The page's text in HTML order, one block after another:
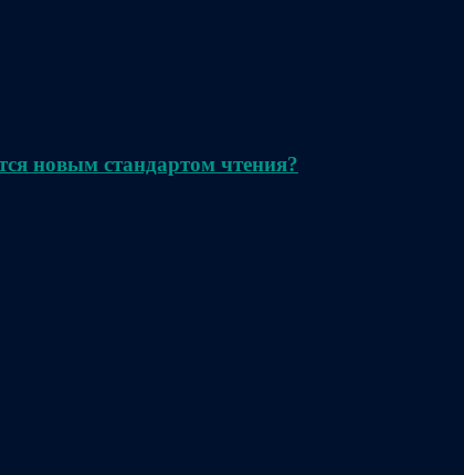
новым стандартом чтения?